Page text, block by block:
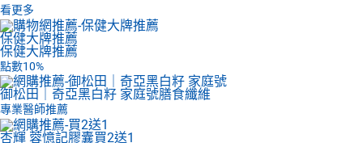
看更多
保健大牌推薦
保健大牌推薦
點數10%
御松田｜奇亞黑白籽 家庭號膳食纖維
專業醫師推薦
杏輝 蓉憶記膠囊買2送1